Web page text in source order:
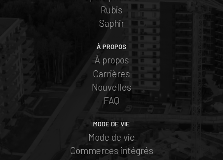
Rubis
Saphir
À PROPOS
À propos
Carrières
Nouvelles
FAQ
MODE DE VIE
Mode de vie
Commerces intégrés